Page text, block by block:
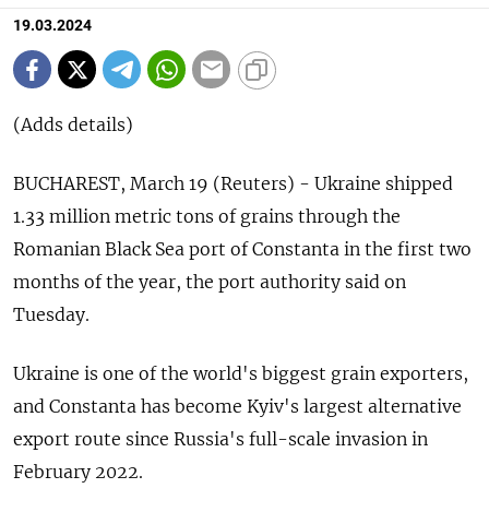
19.03.2024
(Adds details)
BUCHAREST, March 19 (Reuters) - Ukraine shipped
1.33 million metric tons of grains through the
Romanian Black Sea port of Constanta in the first two
months of the year, the port authority said on
Tuesday.
Ukraine is one of the world's biggest grain exporters,
and Constanta has become Kyiv's largest alternative
export route since Russia's full-scale invasion in
February 2022.